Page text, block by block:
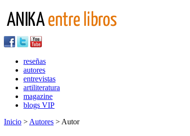
reseñas
autores
entrevistas
artiliteratura
magazine
blogs VIP
Inicio > Autores > Autor